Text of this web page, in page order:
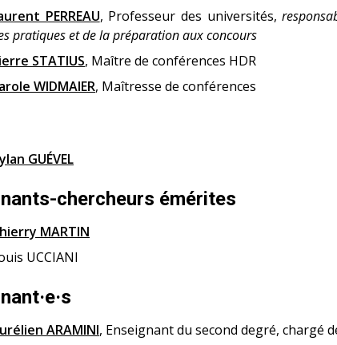
PERREAU, Professeur des universités,
pratiques et de la préparation aux concours
STATIUS, Maître de conférences HDR
WIDMAIER, Maîtresse de conférences
GUÉVEL
chercheurs émérites
MARTIN
UCCIANI
ARAMINI, Enseignant du second degré, chargé